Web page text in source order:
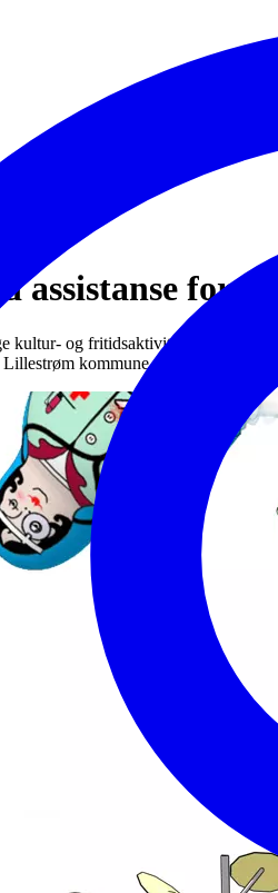
for
kultur- og fritidsaktiviteter for
kommune.